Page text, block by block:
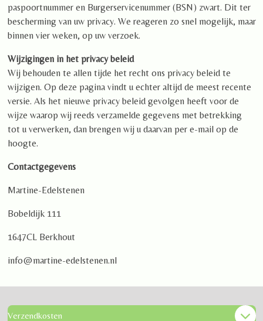
paspoortnummer en Burgerservicenummer (BSN) zwart. Dit ter
bescherming van uw privacy. We reageren zo snel mogelijk, maar
binnen vier weken, op uw verzoek.
Wijzigingen in het privacy beleid
Wij behouden te allen tijde het recht ons privacy beleid te
wijzigen. Op deze pagina vindt u echter altijd de meest recente
versie. Als het nieuwe privacy beleid gevolgen heeft voor de
wijze waarop wij reeds verzamelde gegevens met betrekking
tot u verwerken, dan brengen wij u daarvan per e-mail op de
hoogte.
Contactgegevens
Martine-Edelstenen
Bobeldijk 111
1647CL Berkhout
info@martine-edelstenen.nl
Verzendkosten